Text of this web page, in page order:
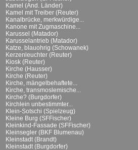
Kamel (And. Länder)
Kamel mit Treiber (Reuter)
Kanalbrücke, merkwürdige...
Kanone mit Zugmaschine...
Karussel (Matador)
Karusselantrieb (Matador)
Katze, blauohrig (Schowanek)
Kerzenleuchter (Reuter)
Kiosk (Reuter)
Kirche (Hausser)
Kirche (Reuter)
Kirche, mängelbehaftete...
Kirche, transmoslemische...
Kirche? (Burgdorfer)
Kirchlein unbestimmter...
Klein-Sotschi (Spielzeug)
Kleine Burg (SFFischer)
Kleinkind-Fassade (SFFischer)
Kleinsegler (BKF Blumenau)
Kleinstadt (Brandt)
Kleinstadt (Burgdorfer)